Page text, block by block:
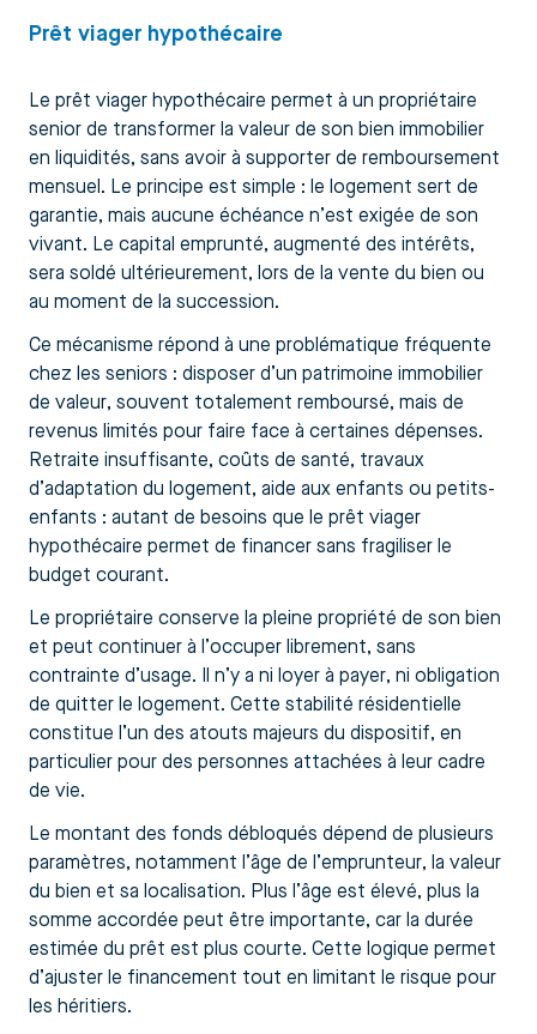
Prêt viager hypothécaire
Le prêt viager hypothécaire permet à un propriétaire
senior de transformer la valeur de son bien immobilier
en liquidités, sans avoir à supporter de remboursement
mensuel. Le principe est simple : le logement sert de
garantie, mais aucune échéance n’est exigée de son
vivant. Le capital emprunté, augmenté des intérêts,
sera soldé ultérieurement, lors de la vente du bien ou
au moment de la succession.
Ce mécanisme répond à une problématique fréquente
chez les seniors : disposer d’un patrimoine immobilier
de valeur, souvent totalement remboursé, mais de
revenus limités pour faire face à certaines dépenses.
Retraite insuffisante, coûts de santé, travaux
d’adaptation du logement, aide aux enfants ou petits-
enfants : autant de besoins que le prêt viager
hypothécaire permet de financer sans fragiliser le
budget courant.
Le propriétaire conserve la pleine propriété de son bien
et peut continuer à l’occuper librement, sans
contrainte d’usage. Il n’y a ni loyer à payer, ni obligation
de quitter le logement. Cette stabilité résidentielle
constitue l’un des atouts majeurs du dispositif, en
particulier pour des personnes attachées à leur cadre
de vie.
Le montant des fonds débloqués dépend de plusieurs
paramètres, notamment l’âge de l’emprunteur, la valeur
du bien et sa localisation. Plus l’âge est élevé, plus la
somme accordée peut être importante, car la durée
estimée du prêt est plus courte. Cette logique permet
d’ajuster le financement tout en limitant le risque pour
les héritiers.